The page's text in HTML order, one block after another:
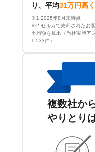
り、平均31万円高
※1 2025年8月末時点
※2 セルカで売却されたお
平均額を算出（当社実施ア
1,533件）
複数社か
やりとり